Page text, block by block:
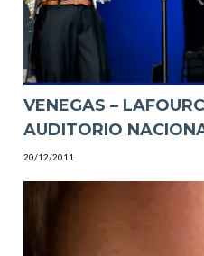
VENEGAS –
AUDITORIO
20/12/2011